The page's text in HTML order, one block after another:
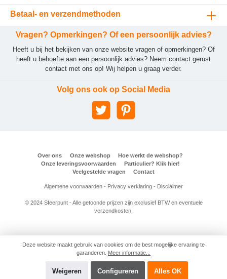
Betaal- en verzendmethoden
Vragen? Opmerkingen? Of een persoonlijk advies?
Heeft u bij het bekijken van onze website vragen of opmerkingen? Of
heeft u behoefte aan een persoonlijk advies? Neem contact gerust
contact met ons op! Wij helpen u graag verder.
Volg ons ook op Social Media
Over ons Onze webshop
Hoe werkt de webshop?
Onze leveringsvoorwaarden
Particulier? Klik hier!
Veelgestelde vragen
Contact
Algemene voorwaarden - Privacy verklaring - Disclaimer
© 2024 Sfeerpunt - Alle getoonde prijzen zijn exclusief BTW en eventuele
verzendkosten.
Deze website maakt gebruik van cookies om de best mogelijke ervaring te
garanderen. Meer informatie...
Weigeren Configureren Alles OK